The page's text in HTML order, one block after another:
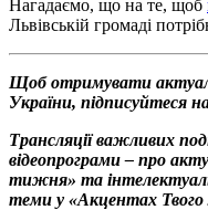
Нагадаємо, що на те, щоб
Львівській громаді
Щоб отримувати
України, підписуйтеся
Трансляції важливих
відеопрограми – про
тижня» та
теми у «Акцентах Твого